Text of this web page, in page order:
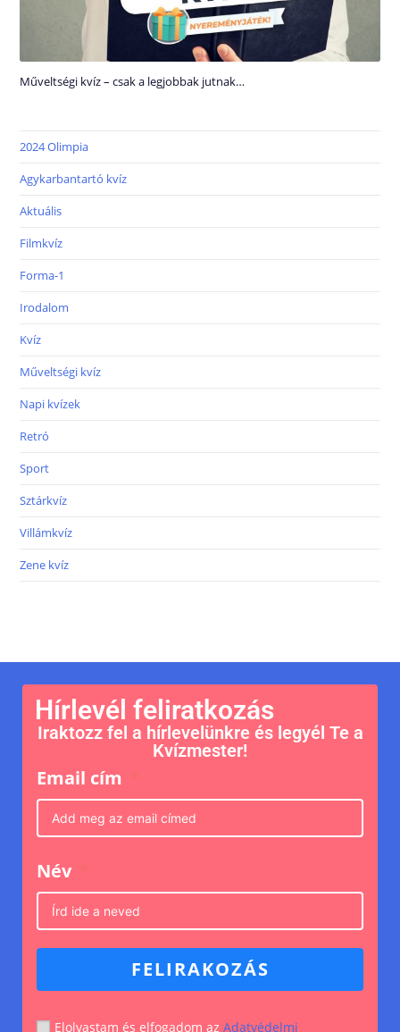
Műveltségi kvíz – csak a legjobbak jutnak…
2024 Olimpia
Agykarbantartó kvíz
Aktuális
Filmkvíz
Forma-1
Irodalom
Kvíz
Műveltségi kvíz
Napi kvízek
Retró
Sport
Sztárkvíz
Villámkvíz
Zene kvíz
Hírlevél feliratkozás
Iraktozz fel a hírlevelünkre és legyél Te a
Kvízmester!
Email cím
Név
FELIRAKOZÁS
Elolvastam és elfogadom az Adatvédelmi